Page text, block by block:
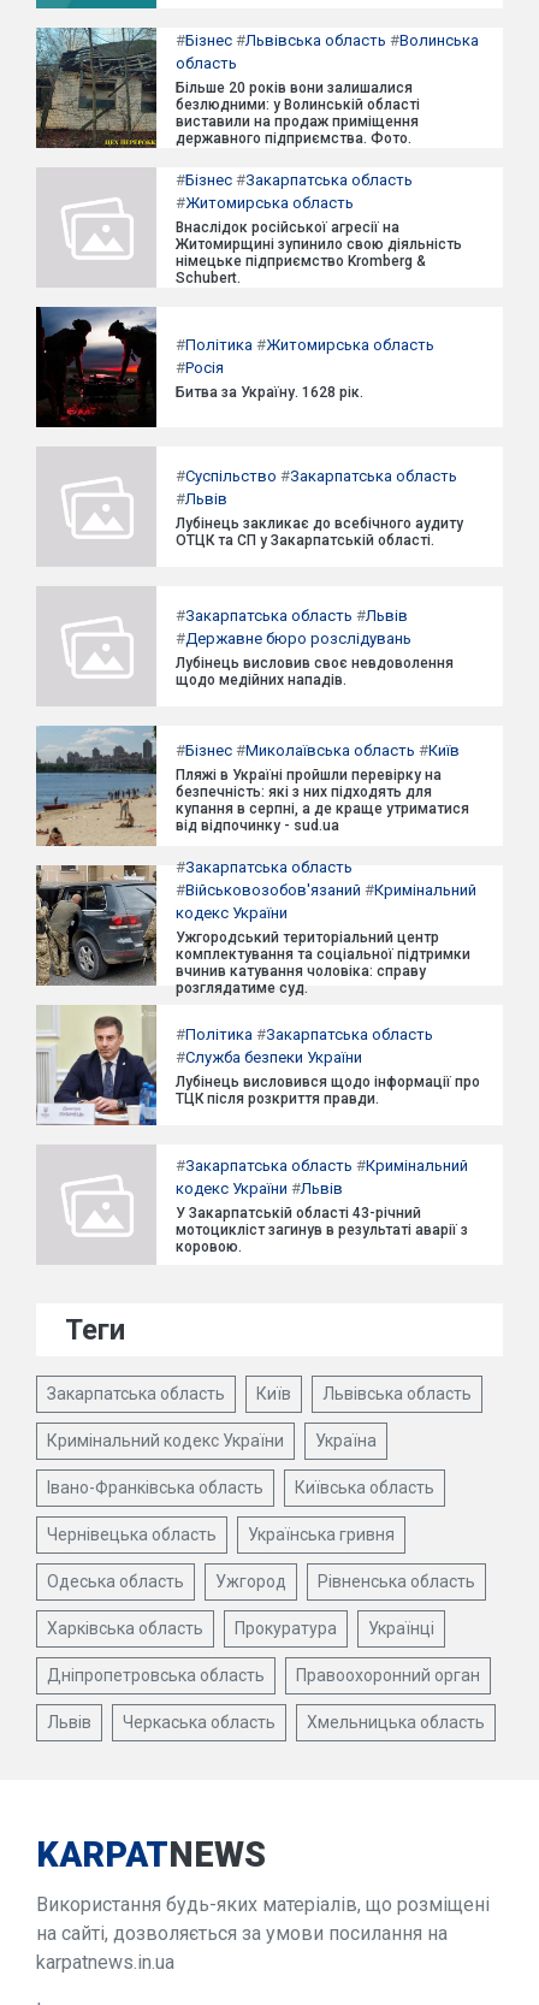
#Бізнес #Львівська область #Волинська
область
Більше 20 років вони залишалися
безлюдними: у Волинській області
виставили на продаж приміщення
державного підприємства. Фото.
#Бізнес #Закарпатська область
#Житомирська область
Внаслідок російської агресії на
Житомирщині зупинило свою діяльність
німецьке підприємство Kromberg &
Schubert.
#Політика #Житомирська область
#Росія
Битва за Україну. 1628 рік.
#Суспільство #Закарпатська область
#Львів
Лубінець закликає до всебічного аудиту
ОТЦК та СП у Закарпатській області.
#Закарпатська область #Львів
#Державне бюро розслідувань
Лубінець висловив своє невдоволення
щодо медійних нападів.
#Бізнес #Миколаївська область #Київ
Пляжі в Україні пройшли перевірку на
безпечність: які з них підходять для
купання в серпні, а де краще утриматися
від відпочинку - sud.ua
#Закарпатська область
#Військовозобов'язаний #Кримінальний
кодекс України
Ужгородський територіальний центр
комплектування та соціальної підтримки
вчинив катування чоловіка: справу
розглядатиме суд.
#Політика #Закарпатська область
#Служба безпеки України
Лубінець висловився щодо інформації про
ТЦК після розкриття правди.
#Закарпатська область #Кримінальний
кодекс України #Львів
У Закарпатській області 43-річний
мотоцикліст загинув в результаті аварії з
коровою.
Теги
Закарпатська область Київ Львівська область
Кримінальний кодекс України Україна
Івано-Франківська область Київська область
Чернівецька область Українська гривня
Одеська область Ужгород Рівненська область
Харківська область Прокуратура Українці
Дніпропетровська область Правоохоронний орган
Львів Черкаська область Хмельницька область
KARPATNEWS
Використання будь-яких матеріалів, що розміщені
на сайті, дозволяється за умови посилання на
karpatnews.in.ua